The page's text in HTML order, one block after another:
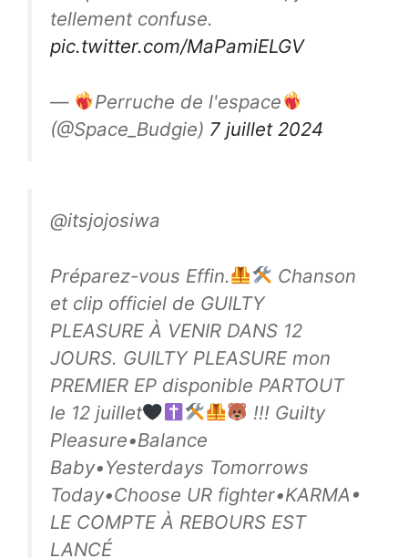
tellement confuse.
pic.twitter.com/MaPamiELGV
—
Perruche de l'espace
(@Space_Budgie) 7 juillet 2024
@itsjojosiwa
Préparez-vous Effin.
Chanson
et clip officiel de GUILTY
PLEASURE À VENIR DANS 12
JOURS. GUILTY PLEASURE mon
PREMIER EP disponible PARTOUT
le 12 juillet
!!! Guilty
Pleasure•Balance
Baby•Yesterdays Tomorrows
Today•Choose UR fighter•KARMA•
LE COMPTE À REBOURS EST
LANCÉ